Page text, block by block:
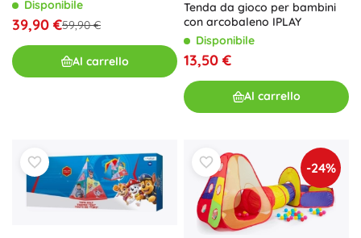
Disponibile
39,90 €59,90 €
Al carrello
Tenda da gioco per bambini
con arcobaleno IPLAY
Disponibile
13,50 €
Al carrello
-24%